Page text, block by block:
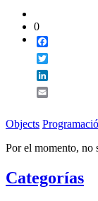
0
Objects
Por el momento, no
Categorías